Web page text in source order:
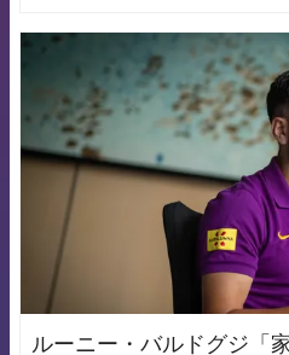
ルーニー・バルドグジ「